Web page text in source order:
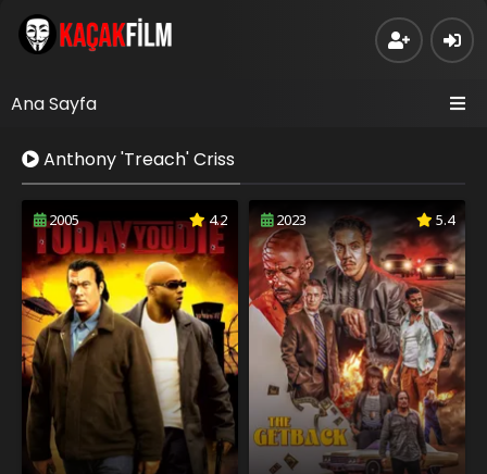
Ana Sayfa
Anthony 'Treach' Criss
2005 4.2 2023 5.4